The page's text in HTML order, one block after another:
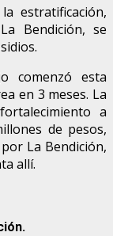
estratificación,
Bendición, se
comenzó esta
en 3 meses. La
a
de pesos,
La Bendición,
allí.